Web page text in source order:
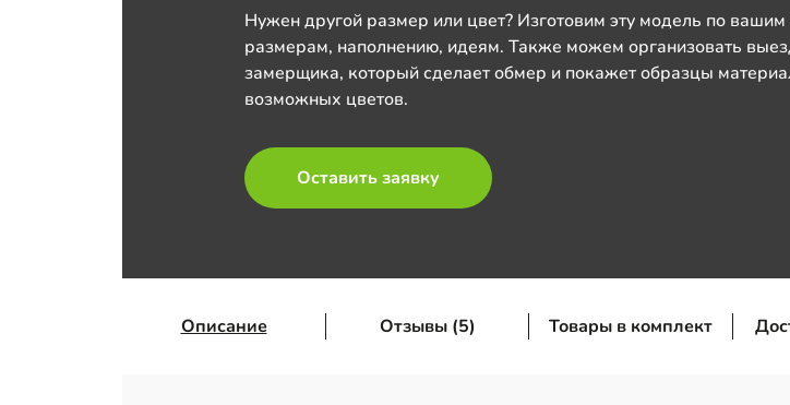
Нужен другой размер или цвет? Изготовим эту модель по вашим
размерам, наполнению, идеям. Также можем организовать
замерщика, который сделает обмер и покажет образцы
возможных цветов.
Оставить заявку
Описание Отзывы (5) Товары в комплект